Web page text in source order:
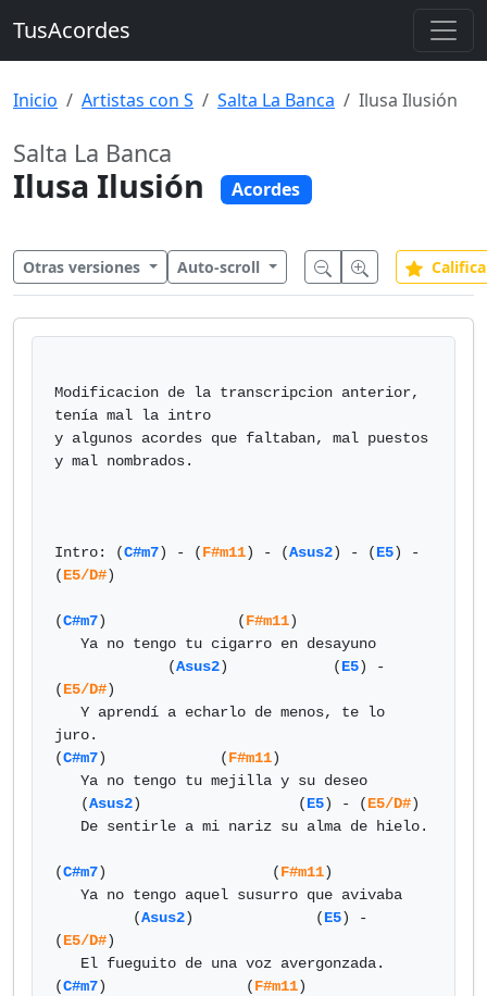
TusAcordes
Inicio Artistas con S Salta La Banca Ilusa Ilusión
Salta La Banca
Ilusa Ilusión Acordes
Otras versiones Auto-scroll
Modificacion de la transcripcion anterior,
tenía mal la intro
y algunos acordes que faltaban, mal puestos
y mal nombrados.
Intro: (C#m7) - (F#m11) - (Asus2) - (E5) -
(E5/D#)
(C#m7)               (F#m11)
             (
Asus2)            (E5) -
(E5/D#)
juro.
(C#m7)             (F#m11)
   (
Asus2)                  (E5) - (E5/D#)
(C#m7)                   (F#m11)
         (
Asus2)              (E5) -
(E5/D#)
(C#m7)                (F#m11)